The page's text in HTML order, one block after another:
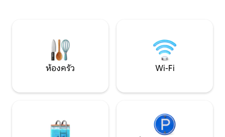
แบบ
ห้องครัว Wi-Fi